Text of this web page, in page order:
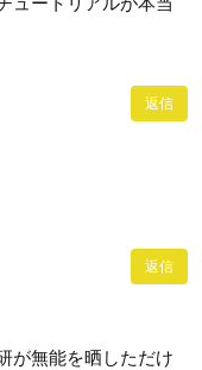
返信
返信
が無能を晒しただけ